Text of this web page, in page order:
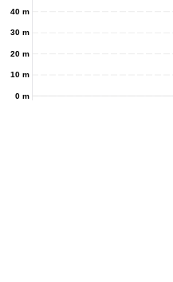
0 m
10 m
20 m
30 m
40 m